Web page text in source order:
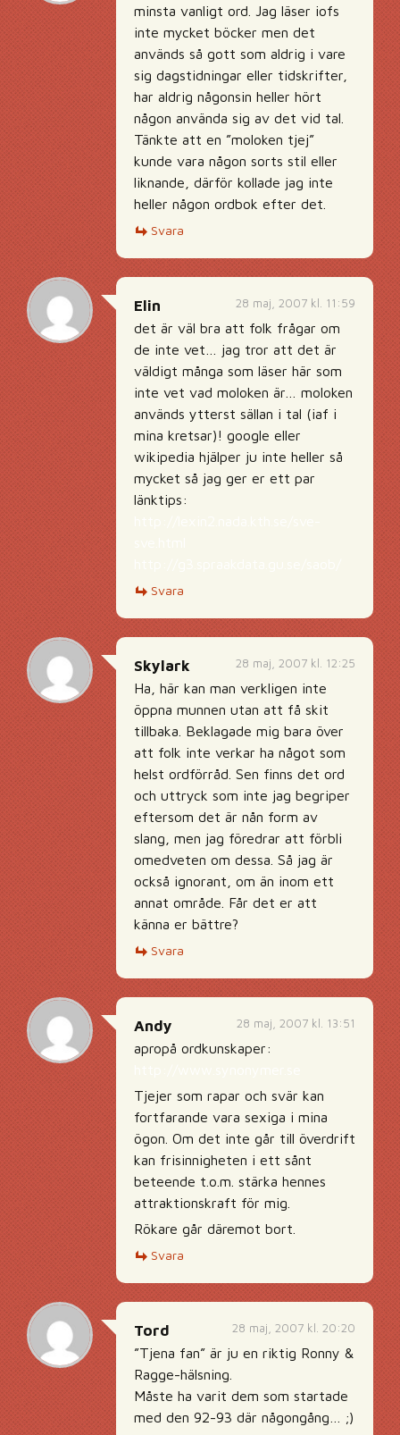
minsta vanligt ord. Jag läser iofs
inte mycket böcker men det
används så gott som aldrig i vare
sig dagstidningar eller tidskrifter,
har aldrig någonsin heller hört
någon använda sig av det vid tal.
Tänkte att en ”moloken tjej”
kunde vara någon sorts stil eller
liknande, därför kollade jag inte
heller någon ordbok efter det.
Svara
28 maj, 2007 kl. 11:59
Elin
det är väl bra att folk frågar om
de inte vet… jag tror att det är
väldigt många som läser här som
inte vet vad moloken är… moloken
används ytterst sällan i tal (iaf i
mina kretsar)! google eller
wikipedia hjälper ju inte heller så
mycket så jag ger er ett par
länktips:
Svara
28 maj, 2007 kl. 12:25
Skylark
Ha, här kan man verkligen inte
öppna munnen utan att få skit
tillbaka. Beklagade mig bara över
att folk inte verkar ha något som
helst ordförråd. Sen finns det ord
och uttryck som inte jag begriper
eftersom det är nån form av
slang, men jag föredrar att förbli
omedveten om dessa. Så jag är
också ignorant, om än inom ett
annat område. Får det er att
känna er bättre?
Svara
28 maj, 2007 kl. 13:51
Andy
apropå ordkunskaper:
Tjejer som rapar och svär kan
fortfarande vara sexiga i mina
ögon. Om det inte går till överdrift
kan frisinnigheten i ett sånt
beteende t.o.m. stärka hennes
attraktionskraft för mig.
Rökare går däremot bort.
Svara
28 maj, 2007 kl. 20:20
Tord
”Tjena fan” är ju en riktig Ronny &
Ragge-hälsning.
Måste ha varit dem som startade
med den 92-93 där någongång… ;)